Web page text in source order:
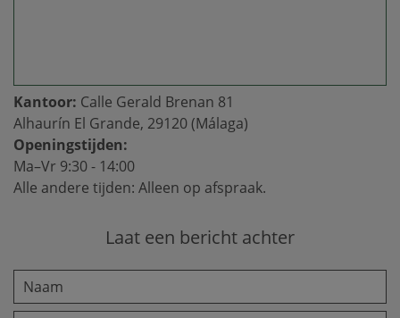
Kantoor: Calle Gerald Brenan 81
Alhaurín El Grande, 29120 (Málaga)
Openingstijden:
Ma–Vr 9:30 - 14:00
Alle andere tijden: Alleen op afspraak.
Laat een bericht achter